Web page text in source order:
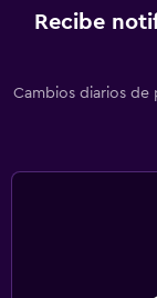
Recibe
Cambios diarios de